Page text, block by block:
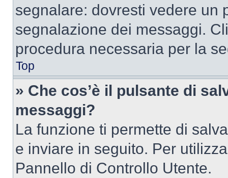
segnalare: dovresti vedere un
segnalazione dei messaggi.
procedura necessaria per la
Top
» Che cos’è il pulsante di
messaggi?
La funzione ti permette di
e inviare in seguito. Per
Pannello di Controllo Utente.